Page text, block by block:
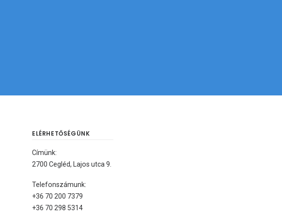
ELÉRHETŐSÉGÜNK
Címünk:
2700 Cegléd, Lajos utca 9.
Telefonszámunk:
+36 70 200 7379
+36 70 298 5314